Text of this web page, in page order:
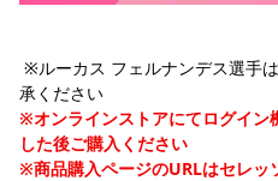
承ください
※オンラインストアにてログイン
した後ご購入ください
※商品購入ページのURLはセレッ